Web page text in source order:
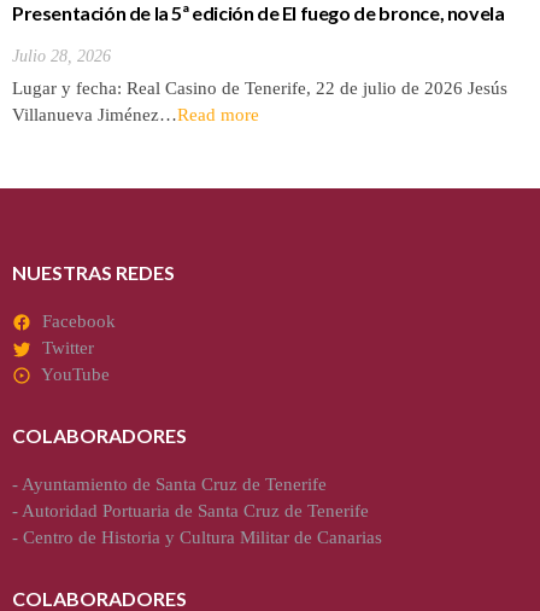
Presentación de la 5ª edición de El fuego de bronce, novela
Julio 28, 2026
Lugar y fecha: Real Casino de Tenerife, 22 de julio de 2026 Jesús
Villanueva Jiménez…Read more
NUESTRAS REDES
Facebook
Twitter
YouTube
COLABORADORES
- Ayuntamiento de Santa Cruz de Tenerife
- Autoridad Portuaria de Santa Cruz de Tenerife
- Centro de Historia y Cultura Militar de Canarias
COLABORADORES